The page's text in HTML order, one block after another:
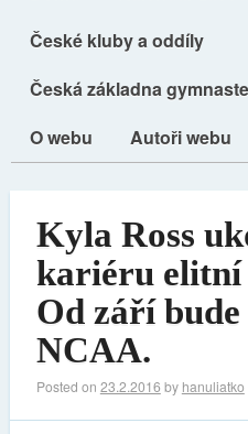
České kluby a oddíly
Česká základna
O webu
Autoři webu
Kyla Ross
kariéru elitní
Od září
NCAA.
Posted on 23.2.2016 by hanuliatko